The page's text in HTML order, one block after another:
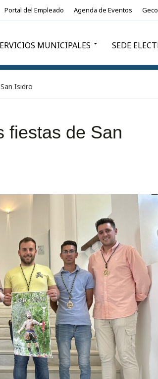
Portal del Empleado Agenda de Eventos
MUNICIPALES SEDE
Isidro
fiestas de San